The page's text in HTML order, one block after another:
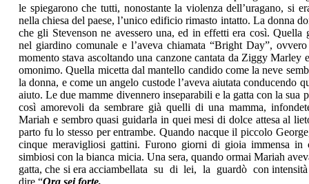
le spiegarono che tutti, nonostante la violenza dell’uragano, si
nella chiesa del paese, l’unico edificio rimasto intatto. La donna
che gli Stevenson ne avessero una, ed in effetti era così.
nel giardino comunale e l’aveva chiamata “Bright Day”,
momento stava ascoltando una canzone cantata da Ziggy
omonimo. Quella micetta dal mantello candido come la neve
la donna, e come un angelo custode l’aveva aiutata conducendo
aiuto. Le due mamme divennero inseparabili e la gatta con la sua
così amorevoli da sembrare già quelli di una mamma,
Mariah e sembro quasi guidarla in quei mesi di dolce attesa al
parto fu lo stesso per entrambe. Quando nacque il piccolo
cinque meravigliosi gattini. Furono giorni di gioia immensa
simbiosi con la bianca micia. Una sera, quando ormai Mariah
gatta, che si era acciambellata su di lei, la guardò con
dire “Ora sei forte,